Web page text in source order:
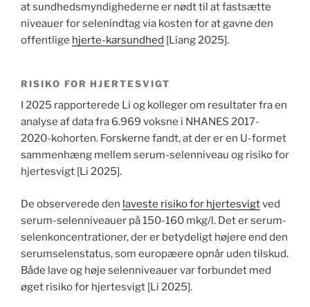
at sundhedsmyndighederne er nødt til at fastsætte
niveauer for selenindtag via kosten for at gavne den
offentlige hjerte-karsundhed [Liang 2025].
RISIKO FOR HJERTESVIGT
I 2025 rapporterede Li og kolleger om resultater fra en
analyse af data fra 6.969 voksne i NHANES 2017-
2020-kohorten. Forskerne fandt, at der er en U-formet
sammenhæng mellem serum-selenniveau og risiko for
hjertesvigt [Li 2025].
De observerede den laveste risiko for hjertesvigtved
serum-selenniveauer på 150-160 mkg/l. Det er serum-
selenkoncentrationer, der er betydeligt højere end den
serumselenstatus, som europæere opnår uden tilskud.
Både lave og høje selenniveauer var forbundet med
øget risiko for hjertesvigt [Li 2025].